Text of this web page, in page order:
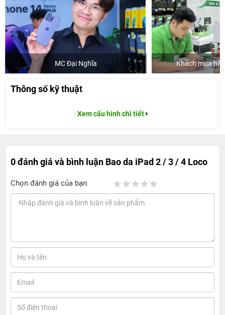
MC Đại Nghĩa Khách mua
Thông số kỹ thuật
Xem cấu hình chi tiết
0 đánh giá và bình luận Bao da iPad 2 / 3 / 4 Loco
Chọn đánh giá của bạn